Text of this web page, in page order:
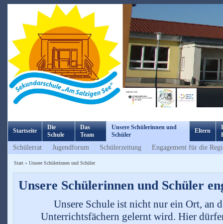
Startseite
Die
Schule
Das
Team
Unsere Schülerinnen und
Schüler
Eltern
Schülerrat Jugendforum Schülerzeitung Engagement für die
Start» Unsere Schülerinnen und Schüler
Unsere Schülerinnen und Schüler
Unsere Schule ist nicht nur ein Ort, an
Unterrichtsfächern gelernt wird. Hier